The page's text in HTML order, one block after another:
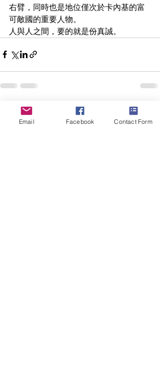
右臂，同時也是地位僅次於卡內基的富
可敵國的重要人物。
人與人之間，要的就是份真誠。
Recent Posts
Email Facebook Contact Form